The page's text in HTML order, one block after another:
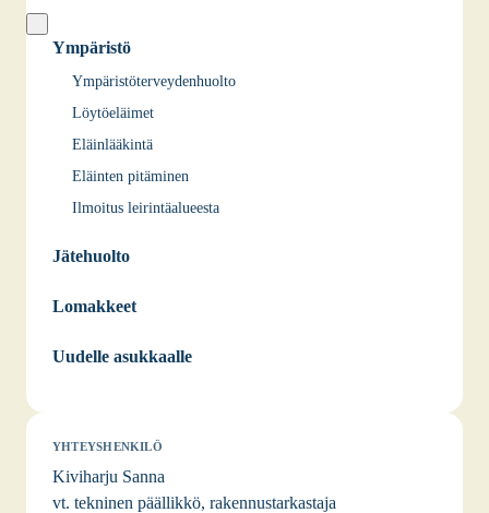
Ympäristö
Ympäristöterveydenhuolto
Löytöeläimet
Eläinlääkintä
Eläinten pitäminen
Ilmoitus leirintäalueesta
Jätehuolto
Lomakkeet
Uudelle asukkaalle
YHTEYSHENKILÖ
Kiviharju Sanna
vt. tekninen päällikkö, rakennustarkastaja